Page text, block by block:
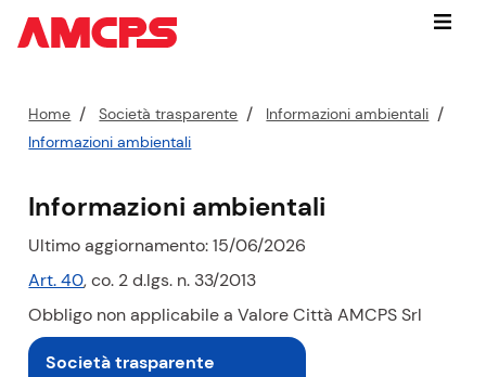
Vai
subito
contenuto
cerca
nel
navigazione
piede
di
pagina
Menu
P
e
o
r
o
a
t
Home Società trasparente
Informazioni ambientali
Informazioni ambientali
Informazioni ambientali
Ultimo aggiornamento: 15/06/2026
Art. 40, co. 2 d.lgs. n. 33/2013
Obbligo non applicabile a Valore Città AMCPS Srl
Società trasparente